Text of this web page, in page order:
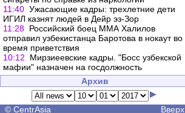
11:40 Ужасающие кадры: трехлетние дети
ИГИЛ казнят людей в Дейр эз-Зор
11:28 Российский боец ММА Халилов
отправил узбекистанца Баротова в нокаут во
время приветствия
10:12
Мирзиеевские кадры. "Босс узбекской
мафии" назначен на госдолжность
Архив
© CentrAsia Вверх